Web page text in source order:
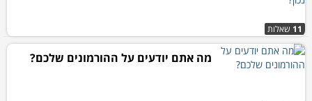
11 שאלות
מה אתם יודעים על ההורמונים שלכם?